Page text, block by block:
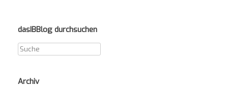
dasIBBlog durchsuchen
Archiv